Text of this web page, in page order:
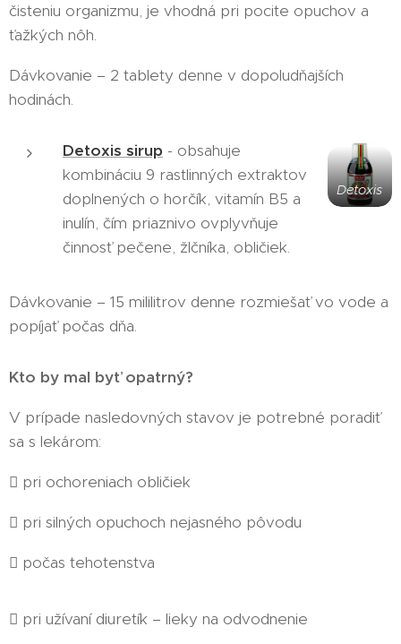
čisteniu organizmu, je vhodná pri pocite opuchov a
ťažkých nôh.
Dávkovanie – 2 tablety denne v dopoludňajších
hodinách.
Detoxis
Detoxis sirup - obsahuje
kombináciu 9 rastlinných extraktov
doplnených o horčík, vitamín B5 a
inulín, čím priaznivo ovplyvňuje
činnosť pečene, žlčníka, obličiek.
Dávkovanie – 15 mililitrov denne rozmiešať vo vode a
popíjať počas dňa.
Kto by mal byť opatrný?
V prípade nasledovných stavov je potrebné poradiť
sa s lekárom:
 pri ochoreniach obličiek
 pri silných opuchoch nejasného pôvodu
 počas tehotenstva
 pri užívaní diuretík – lieky na odvodnenie